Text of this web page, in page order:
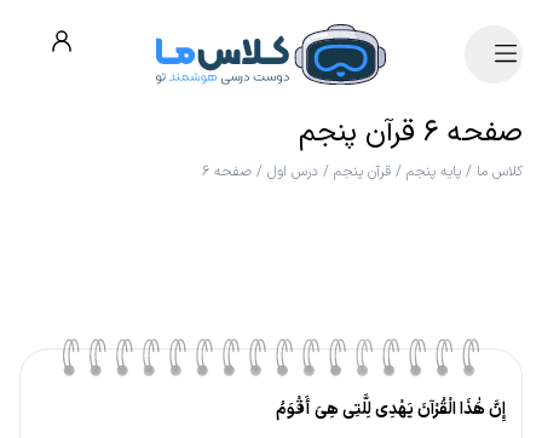
صفحه ۶ قرآن پنجم
کلاس ما / پایه پنجم / قرآن پنجم / درس اول / صفحه ۶
إِنَّ هَٰذَا الْقُرْآنَ یَهْدِی لِلَّتِی هِیَ أَقْوَمُ